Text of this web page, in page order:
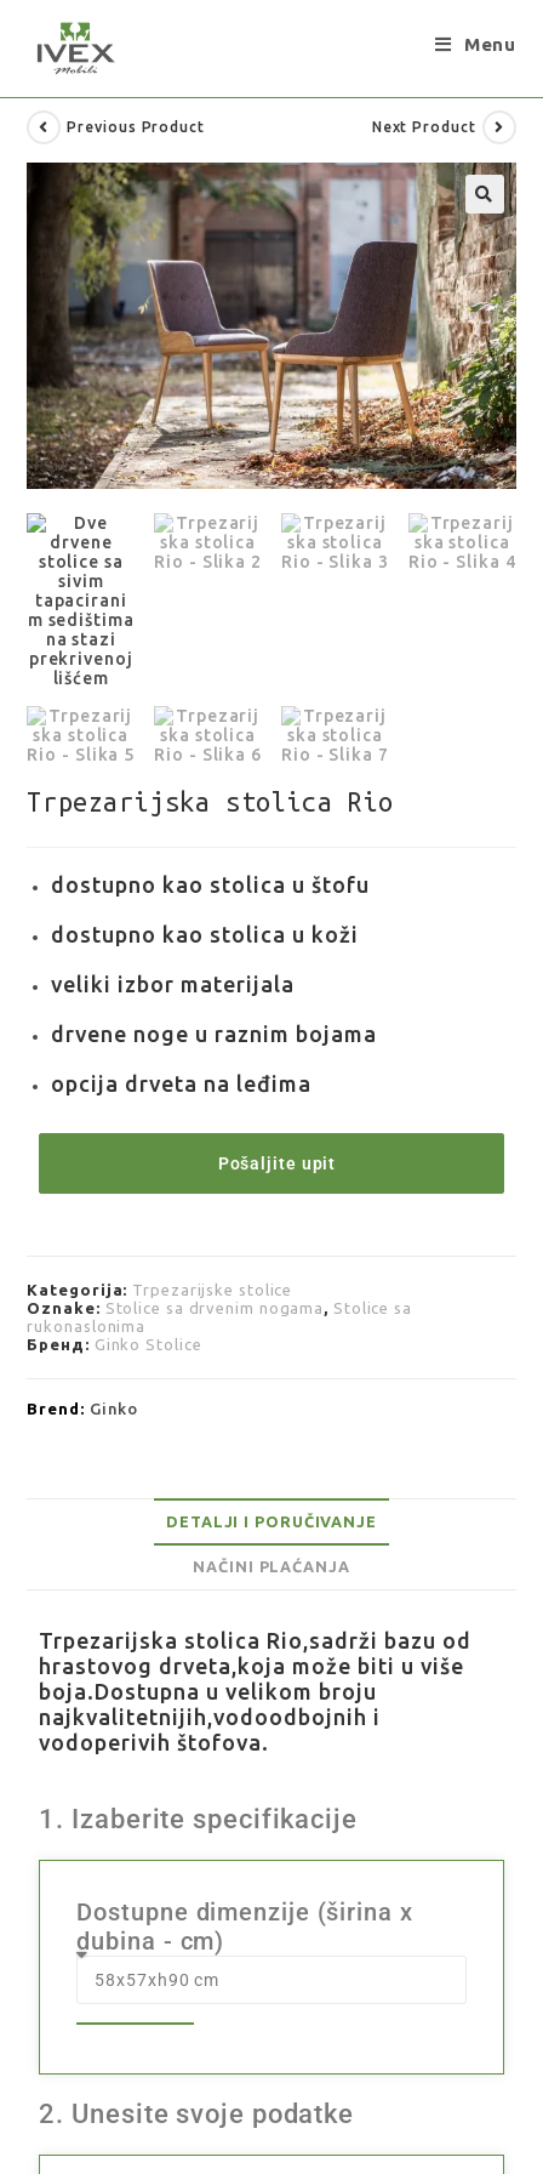
Menu
Previous Product Next Product
Trpezarijska stolica Rio
dostupno kao stolica u štofu
dostupno kao stolica u koži
veliki izbor materijala
drvene noge u raznim bojama
opcija drveta na leđima
Pošaljite upit
Kategorija: Trpezarijske stolice
Oznake: Stolice sa drvenim nogama , Stolice sa
rukonaslonima
Бренд: Ginko Stolice
Brend: Ginko
DETALJI I PORUČIVANJE
NAČINI PLAĆANJA
Trpezarijska stolica Rio,sadrži bazu od
hrastovog drveta,koja može biti u više
boja.Dostupna u velikom broju
najkvalitetnijih,vodoodbojnih i
vodoperivih štofova.
1. Izaberite specifikacije
Dostupne dimenzije (širina x
dubina - cm)
2. Unesite svoje podatke